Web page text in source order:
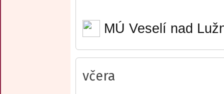
MÚ Veselí nad
včera